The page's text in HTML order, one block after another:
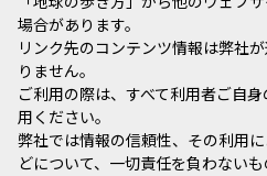
場合があります。
リンク先のコンテンツ情報は弊社
りません。
ご利用の際は、すべて利用者ご自
用ください。
弊社では情報の信頼性、その利用
どについて、一切責任を負わないも